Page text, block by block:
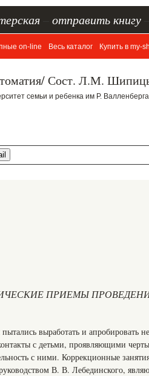
отправить книгу
on-line Весь каталог Купить в my-
Сост. Л.М.
семьи и ребенка им Р.
ПРИЕМЫ
выработать и апробировать
с детьми, проявляющими
с ними. Коррекционные
В. В. Лебединского,